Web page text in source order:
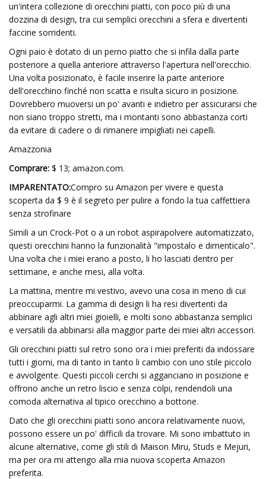
un'intera collezione di orecchini piatti, con poco più di una
dozzina di design, tra cui semplici orecchini a sfera e divertenti
faccine sorridenti.
Ogni paio è dotato di un perno piatto che si infila dalla parte
posteriore a quella anteriore attraverso l'apertura nell'orecchio.
Una volta posizionato, è facile inserire la parte anteriore
dell'orecchino finché non scatta e risulta sicuro in posizione.
Dovrebbero muoversi un po' avanti e indietro per assicurarsi che
non siano troppo stretti, ma i montanti sono abbastanza corti
da evitare di cadere o di rimanere impigliati nei capelli.
Amazzonia
Comprare: $ 13; amazon.com.
IMPARENTATO:Compro su Amazon per vivere e questa
scoperta da $ 9 è il segreto per pulire a fondo la tua caffettiera
senza strofinare
Simili a un Crock-Pot o a un robot aspirapolvere automatizzato,
questi orecchini hanno la funzionalità "impostalo e dimenticalo".
Una volta che i miei erano a posto, li ho lasciati dentro per
settimane, e anche mesi, alla volta.
La mattina, mentre mi vestivo, avevo una cosa in meno di cui
preoccuparmi. La gamma di design li ha resi divertenti da
abbinare agli altri miei gioielli, e molti sono abbastanza semplici
e versatili da abbinarsi alla maggior parte dei miei altri accessori.
Gli orecchini piatti sul retro sono ora i miei preferiti da indossare
tutti i giorni, ma di tanto in tanto li cambio con uno stile piccolo
e avvolgente. Questi piccoli cerchi si agganciano in posizione e
offrono anche un retro liscio e senza colpi, rendendoli una
comoda alternativa al tipico orecchino a bottone.
Dato che gli orecchini piatti sono ancora relativamente nuovi,
possono essere un po' difficili da trovare. Mi sono imbattuto in
alcune alternative, come gli stili di Maison Miru, Studs e Mejuri,
ma per ora mi attengo alla mia nuova scoperta Amazon
preferita.